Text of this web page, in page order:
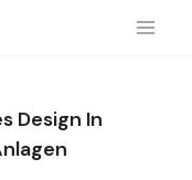
Design In